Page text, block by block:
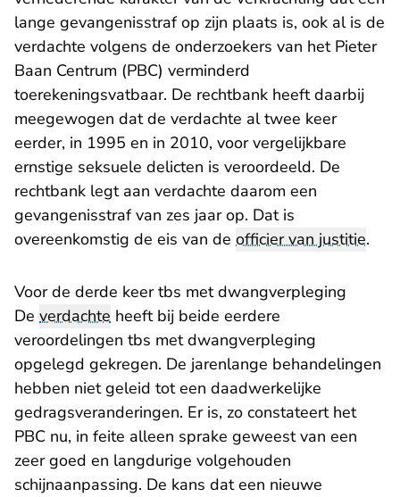
lange gevangenisstraf op zijn plaats is, ook al is de
verdachte volgens de onderzoekers van het Pieter
Baan Centrum (PBC) verminderd
toerekeningsvatbaar. De rechtbank heeft daarbij
meegewogen dat de verdachte al twee keer
eerder, in 1995 en in 2010, voor vergelijkbare
ernstige seksuele delicten is veroordeeld. De
rechtbank legt aan verdachte daarom een
gevangenisstraf van zes jaar op. Dat is
overeenkomstig de eis van de officier van justitie.
Voor de derde keer tbs met dwangverpleging
De verdachte heeft bij beide eerdere
veroordelingen tbs met dwangverpleging
opgelegd gekregen. De jarenlange behandelingen
hebben niet geleid tot een daadwerkelijke
gedragsveranderingen. Er is, zo constateert het
PBC nu, in feite alleen sprake geweest van een
zeer goed en langdurige volgehouden
schijnaanpassing. De kans dat een nieuwe